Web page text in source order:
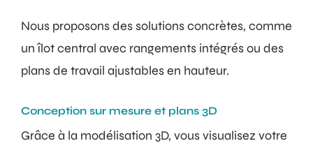
Nous proposons des solutions concrètes, comme
un îlot central avec rangements intégrés ou des
plans de travail ajustables en hauteur.
Conception sur mesure et plans 3D
Grâce à la modélisation 3D, vous visualisez votre